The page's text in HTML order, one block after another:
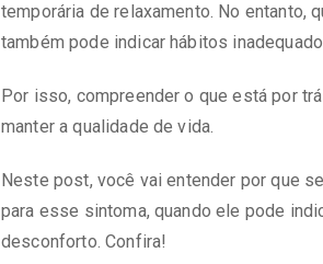
temporária de relaxamento. No entanto,
também pode indicar hábitos
Por isso, compreender o que está por
manter a qualidade de vida.
Neste post, você vai entender por que
para esse sintoma, quando ele pode
desconforto. Confira!